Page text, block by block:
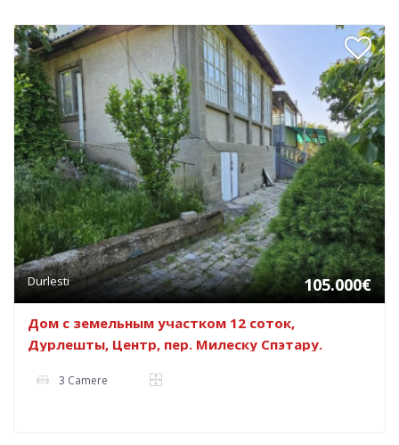
Durlesti 105.000€
Дом с земельным участком 12 соток,
Дурлешты, Центр, пер. Милеску Спэтару.
3 Camere